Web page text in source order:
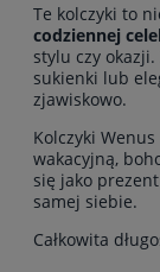
Te kolczyki to
codziennej
stylu czy okazji.
sukienki lub
zjawiskowo.
Kolczyki
wakacyjną,
się jako
samej siebie.
Całkowita